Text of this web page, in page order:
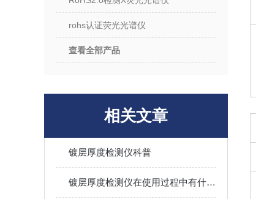
rohs认证荧光光谱仪
查看全部产品
相关文章
镀层厚度检测仪科普
镀层厚度检测仪在使用过程中有什么要求？